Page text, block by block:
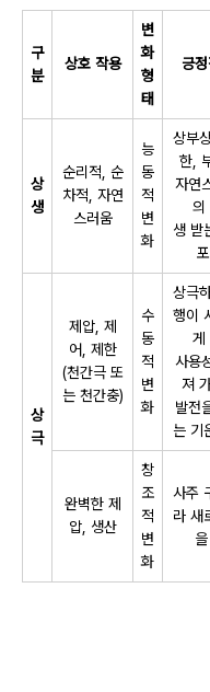
구
분
상호 작용
변
화
형
태
긍정
상
생
순리적, 순
차적, 자연
스러움
능
동
적
변
화
상부
한,
자연
의
생 받
상
극
제압, 제
어, 제한
(천간극 또
는 천간충)
수
동
적
변
화
상극
행이
게
사용
져
발전
는 기
완벽한 제
압, 생산
창
조
적
변
화
사주
라 새